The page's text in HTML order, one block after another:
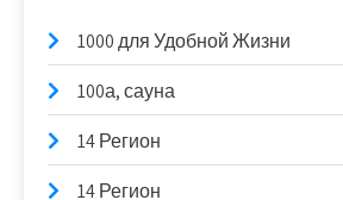
1000 для Удобной Жизни
100а, сауна
14 Регион
14 Регион